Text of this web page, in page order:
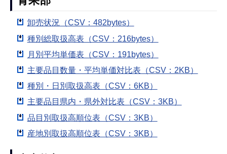
卸売状況（CSV：482bytes）
種別総取扱高表（CSV：216bytes）
月別平均単価表（CSV：191bytes）
主要品目数量・平均単価対比表（CSV：2KB）
種別・日別取扱高表（CSV：6KB）
主要品目県内・県外対比表（CSV：3KB）
品目別取扱高順位表（CSV：3KB）
産地別取扱高順位表（CSV：3KB）